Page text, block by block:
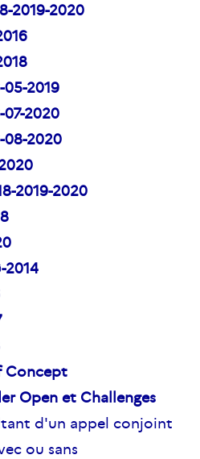
2019-2020
05-2019
07-2020
08-2020
2019-2020
2014
Concept
Open et Challenges
d'un appel conjoint
ou sans